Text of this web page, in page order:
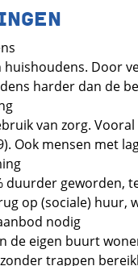
Door
harder dan de
van zorg.
Ook mensen met
duurder geworden,
op (sociale) huur,
nodig
de eigen buurt
trappen